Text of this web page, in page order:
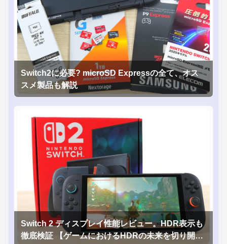
Switch2に必要? microSD Expressの全て、オス
スメ製品も解説
Switch 2 ディスプレイ性能レビュー。HDR表示も
徹底検証 【ゲームにおけるHDRの未来を切り開く